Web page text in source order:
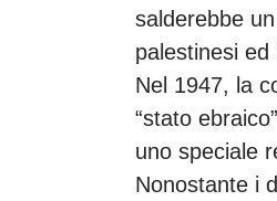
salderebbe
palestinesi
Nel 1947, la
“stato
uno speciale
Nonostante i